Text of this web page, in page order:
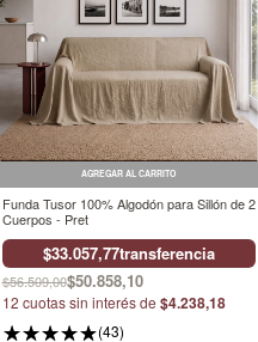
AGREGAR AL CARRITO
Funda Tusor 100% Algodón para Sillón de 2
Cuerpos - Pret
$33.057,77transferencia
$56.509,00$50.858,10
12 cuotas sin interés de $4.238,18
(43)